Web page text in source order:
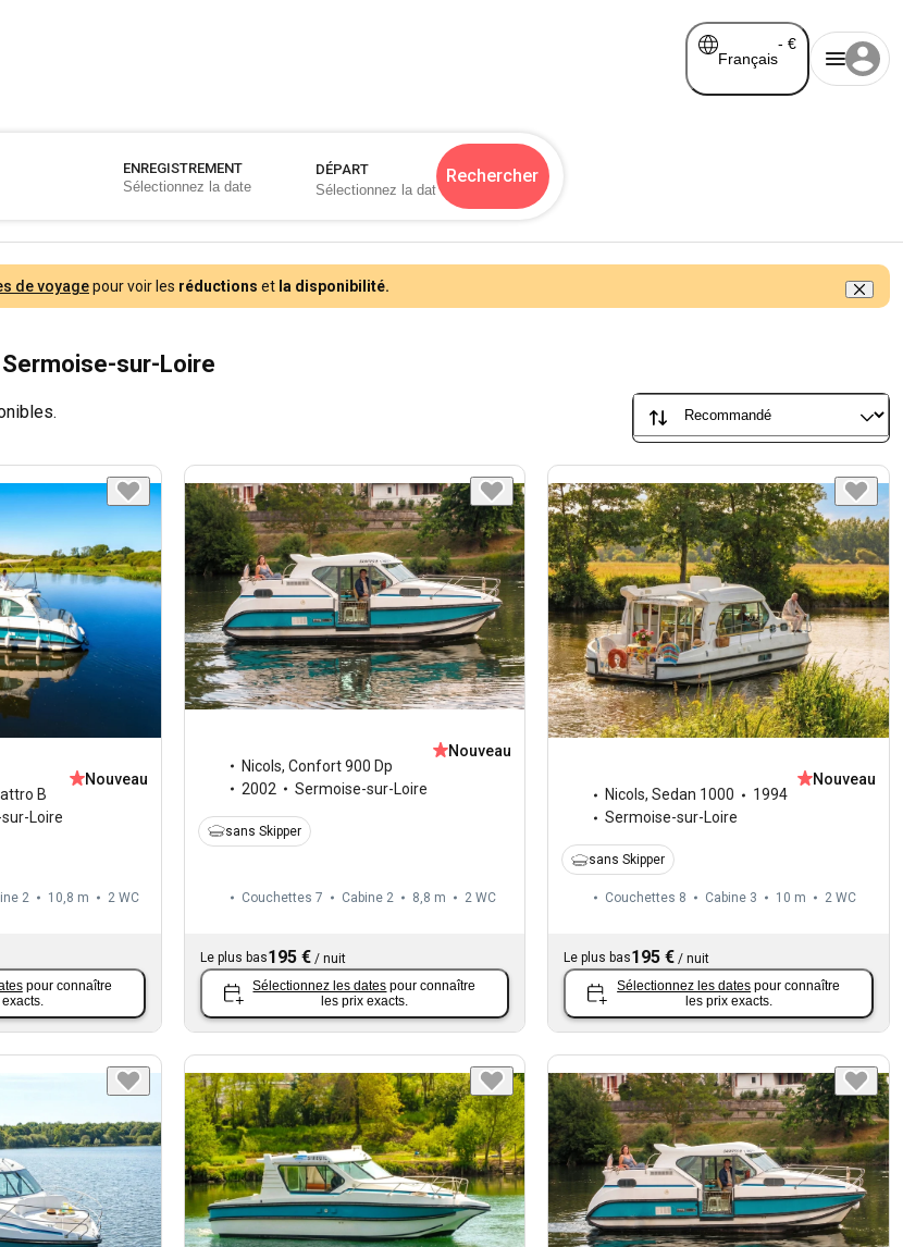
Français
- €
ENREGISTREMENT DÉPART Rechercher
de voyagepour voir les réductions et la disponibilité.
sur-Loire
B
Loire
Nouveau
2 10,8 m 2 WC
pour connaître
exacts.
Nicols, Confort 900 Dp
2002
Sermoise-sur-Loire
Nouveau
sans Skipper
Couchettes 7 Cabine 2 8,8 m 2 WC
Le plus bas195 €/ nuit
Sélectionnez les dates pour connaître
les prix exacts.
Nicols,Sedan 1000
1994
Sermoise-sur-Loire
Nouveau
sans Skipper
Couchettes 8 Cabine 3 10 m 2 WC
Le plus bas195 € /nuit
Sélectionnez les dates pour connaître
les prix exacts.